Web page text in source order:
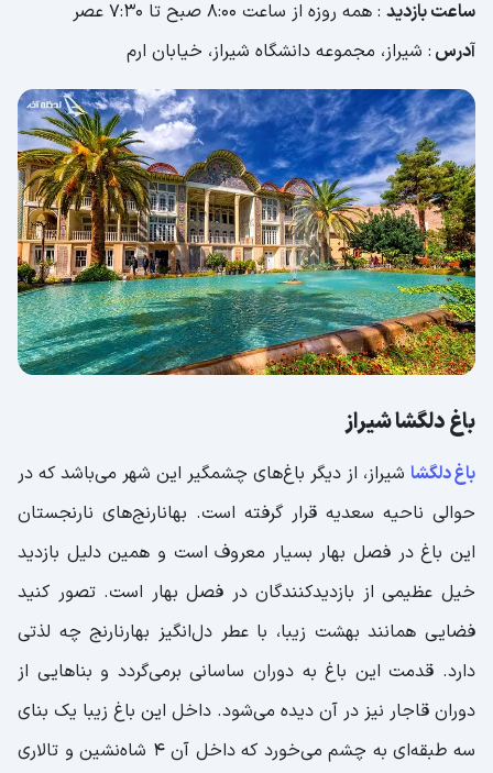
ساعت بازدید : همه روزه از ساعت 8:00 صبح تا 7:30 عصر
آدرس : شیراز، مجموعه دانشگاه شیراز، خیابان ارم
باغ دلگشا شیراز
باغ دلگشا شیراز، از دیگر باغ‌های چشمگیر این شهر می‌باشد که در
حوالی ناحیه سعدیه قرار گرفته است. بهانارنج‌های نارنجستان
این باغ در فصل بهار بسیار معروف است و همین دلیل بازدید
خیل عظیمی از بازدیدکنندگان در فصل بهار است. تصور کنید
فضایی همانند بهشت زیبا، با عطر دل‌انگیز بهارنارنج چه لذتی
دارد. قدمت این باغ به دوران ساسانی برمی‌گردد و بناهایی از
دوران قاجار نیز در آن دیده می‌شود. داخل این باغ زیبا یک بنای
سه طبقه‌ای به چشم می‌خورد که داخل آن 4 شاه‌نشین و تالاری